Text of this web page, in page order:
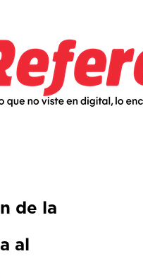
de la
al